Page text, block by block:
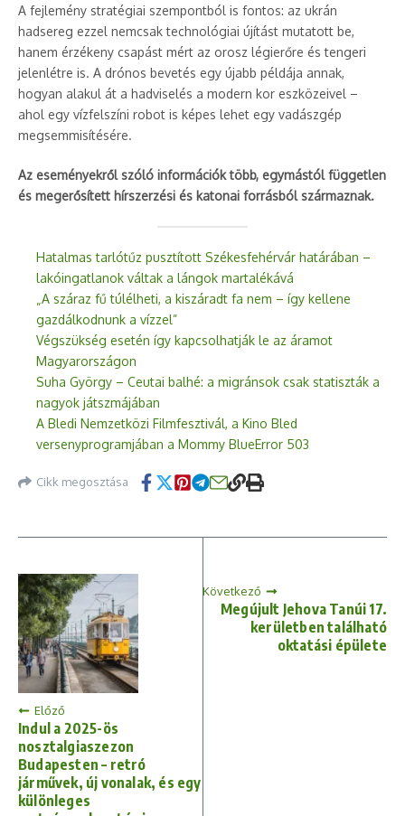
A fejlemény stratégiai szempontból is fontos: az ukrán
hadsereg ezzel nemcsak technológiai újítást mutatott be,
hanem érzékeny csapást mért az orosz légierőre és tengeri
jelenlétre is. A drónos bevetés egy újabb példája annak,
hogyan alakul át a hadviselés a modern kor eszközeivel –
ahol egy vízfelszíni robot is képes lehet egy vadászgép
megsemmisítésére.
Az eseményekről szóló információk több, egymástól független
és megerősített hírszerzési és katonai forrásból származnak.
Hatalmas tarlótűz pusztított Székesfehérvár határában –
lakóingatlanok váltak a lángok martalékává
„A száraz fű túlélheti, a kiszáradt fa nem – így kellene
gazdálkodnunk a vízzel”
Végszükség esetén így kapcsolhatják le az áramot
Magyarországon
Suha György – Ceutai balhé: a migránsok csak statiszták a
nagyok játszmájában
A Bledi Nemzetközi Filmfesztivál, a Kino Bled
versenyprogramjában a Mommy BlueError 503
Cikk megosztása
Előző
Indul a 2025-ös
nosztalgiaszezon
Budapesten – retró
járművek, új vonalak, és egy
különleges
Következő
Megújult Jehova Tanúi 17.
kerületben található
oktatási épülete